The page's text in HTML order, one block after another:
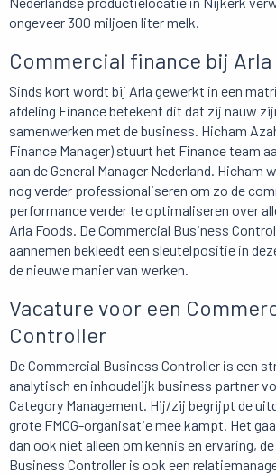
ongeveer 300 miljoen liter melk.
Commercial finance bij Arla
Sinds kort wordt bij Arla gewerkt in een
afdeling Finance betekent dit dat zij nauw
samenwerken met de business. Hicham
Finance Manager) stuurt het Finance team
aan de General Manager Nederland. Hicham
nog verder professionaliseren om zo de
performance verder te optimaliseren over
Arla Foods. De Commercial Business
aannemen bekleedt een sleutelpositie in
de nieuwe manier van werken.
Vacature voor een
Controller
De Commercial Business Controller is een
analytisch en inhoudelijk business partner
Category Management. Hij/zij begrijpt de
grote FMCG-organisatie mee kampt. Het
dan ook niet alleen om kennis en ervaring,
Business Controller is ook een